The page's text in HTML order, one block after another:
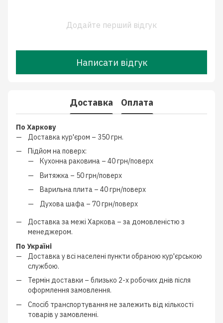
Додайте перший відгук
Написати відгук
Доставка Оплата
По Харкову
Доставка кур'єром – 350 грн.
Підйом на поверх:
Кухонна раковина – 40 грн/поверх
Витяжка – 50 грн/поверх
Варильна плита – 40 грн/поверх
Духова шафа – 70 грн/поверх
Доставка за межі Харкова – за домовленістю з
менеджером.
По Україні
Доставка у всі населені пункти обраною кур'єрською
службою.
Термін доставки – близько 2-х робочих днів після
оформлення замовлення.
Спосіб транспортування не залежить від кількості
товарів у замовленні.